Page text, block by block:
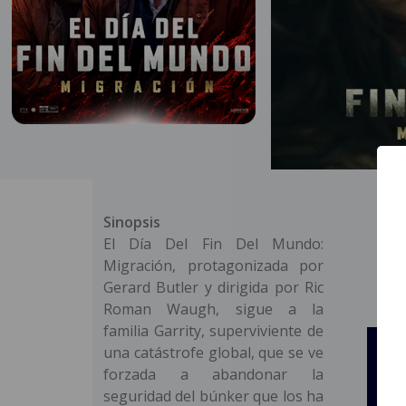
Sinopsis
El Día Del Fin Del Mundo:
Migración, protagonizada por
Gerard Butler y dirigida por Ric
Roman Waugh, sigue a la
familia Garrity, superviviente de
una catástrofe global, que se ve
forzada a abandonar la
seguridad del búnker que los ha